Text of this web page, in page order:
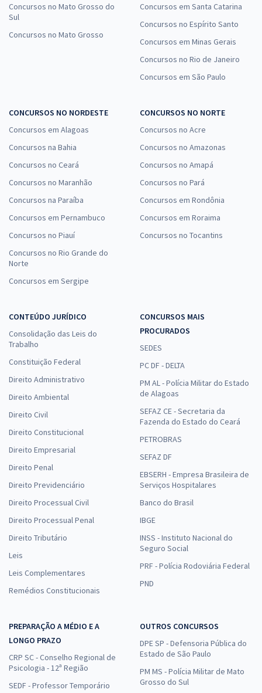
Concursos no Mato Grosso do
Sul
Concursos no Mato Grosso
Concursos em Santa Catarina
Concursos no Espírito Santo
Concursos em Minas Gerais
Concursos no Rio de Janeiro
Concursos em São Paulo
CONCURSOS NO NORDESTE
Concursos em Alagoas
Concursos na Bahia
Concursos no Ceará
Concursos no Maranhão
Concursos na Paraíba
Concursos em Pernambuco
Concursos no Piauí
Concursos no Rio Grande do
Norte
Concursos em Sergipe
CONCURSOS NO NORTE
Concursos no Acre
Concursos no Amazonas
Concursos no Amapá
Concursos no Pará
Concursos em Rondônia
Concursos em Roraima
Concursos no Tocantins
CONTEÚDO JURÍDICO
Consolidação das Leis do
Trabalho
Constituição Federal
Direito Administrativo
Direito Ambiental
Direito Civil
Direito Constitucional
Direito Empresarial
Direito Penal
Direito Previdenciário
Direito Processual Civil
Direito Processual Penal
Direito Tributário
Leis
Leis Complementares
Remédios Constitucionais
CONCURSOS MAIS
PROCURADOS
SEDES
PC DF - DELTA
PM AL - Polícia Militar do Estado
de Alagoas
SEFAZ CE - Secretaria da
Fazenda do Estado do Ceará
PETROBRAS
SEFAZ DF
EBSERH - Empresa Brasileira de
Serviços Hospitalares
Banco do Brasil
IBGE
INSS - Instituto Nacional do
Seguro Social
PRF - Polícia Rodoviária Federal
PND
PREPARAÇÃO A MÉDIO E A
LONGO PRAZO
CRP SC - Conselho Regional de
Psicologia - 12ª Região
SEDF - Professor Temporário
OUTROS CONCURSOS
DPE SP - Defensoria Pública do
Estado de São Paulo
PM MS - Polícia Militar de Mato
Grosso do Sul